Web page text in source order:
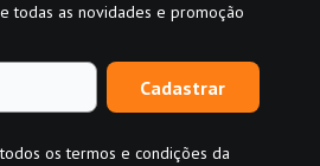
todas as novidades e promoção
Cadastrar
os termos e condições da